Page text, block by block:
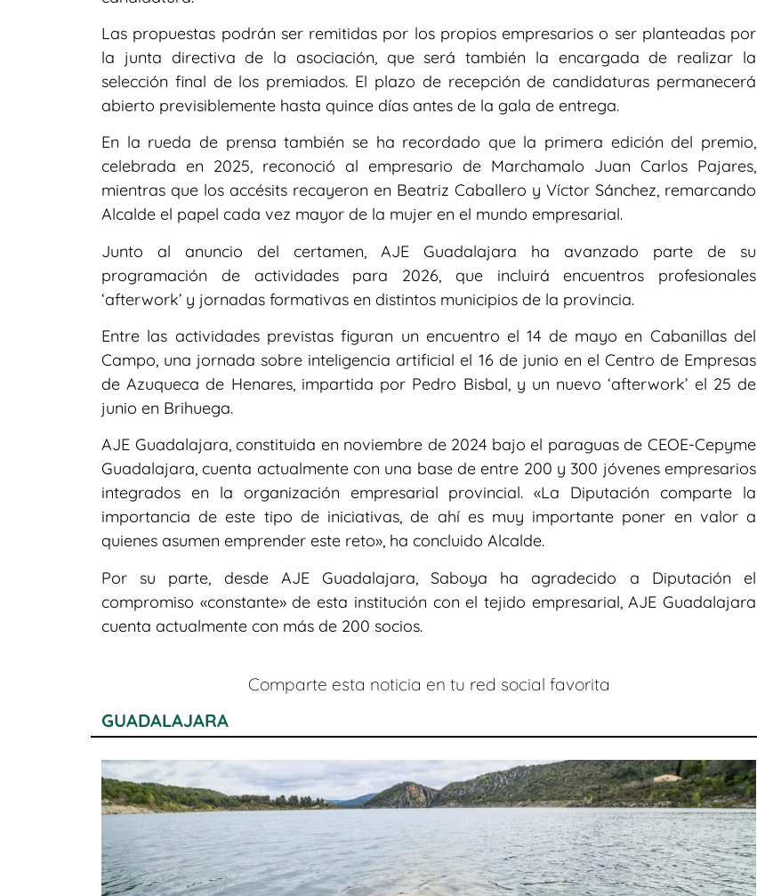
Las propuestas podrán ser remitidas por los propios empresarios o ser planteadas por
la junta directiva de la asociación, que será también la encargada de realizar la
selección final de los premiados. El plazo de recepción de candidaturas permanecerá
abierto previsiblemente hasta quince días antes de la gala de entrega.
En la rueda de prensa también se ha recordado que la primera edición del premio,
celebrada en 2025, reconoció al empresario de Marchamalo Juan Carlos Pajares,
mientras que los accésits recayeron en Beatriz Caballero y Víctor Sánchez, remarcando
Alcalde el papel cada vez mayor de la mujer en el mundo empresarial.
Junto al anuncio del certamen, AJE Guadalajara ha avanzado parte de su
programación de actividades para 2026, que incluirá encuentros profesionales
‘afterwork’ y jornadas formativas en distintos municipios de la provincia.
Entre las actividades previstas figuran un encuentro el 14 de mayo en Cabanillas del
Campo, una jornada sobre inteligencia artificial el 16 de junio en el Centro de Empresas
de Azuqueca de Henares, impartida por Pedro Bisbal, y un nuevo ‘afterwork’ el 25 de
junio en Brihuega.
AJE Guadalajara, constituida en noviembre de 2024 bajo el paraguas de CEOE-Cepyme
Guadalajara, cuenta actualmente con una base de entre 200 y 300 jóvenes empresarios
integrados en la organización empresarial provincial. «La Diputación comparte la
importancia de este tipo de iniciativas, de ahí es muy importante poner en valor a
quienes asumen emprender este reto», ha concluido Alcalde.
Por su parte, desde AJE Guadalajara, Saboya ha agradecido a Diputación el
compromiso «constante» de esta institución con el tejido empresarial, AJE Guadalajara
cuenta actualmente con más de 200 socios.
Comparte esta noticia en tu red social favorita
GUADALAJARA